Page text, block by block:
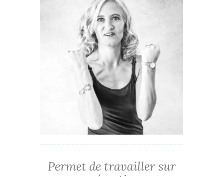
Permet de travailler sur